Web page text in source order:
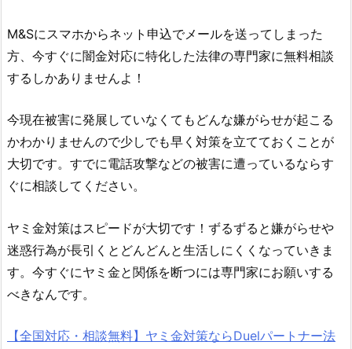
M&Sにスマホからネット申込でメールを送ってしまった
方、今すぐに闇金対応に特化した法律の専門家に無料相談
するしかありませんよ！
今現在被害に発展していなくてもどんな嫌がらせが起こる
かわかりませんので少しでも早く対策を立てておくことが
大切です。すでに電話攻撃などの被害に遭っているならす
ぐに相談してください。
ヤミ金対策はスピードが大切です！ずるずると嫌がらせや
迷惑行為が長引くとどんどんと生活しにくくなっていきま
す。今すぐにヤミ金と関係を断つには専門家にお願いする
べきなんです。
【全国対応・相談無料】ヤミ金対策ならDuelパートナー法